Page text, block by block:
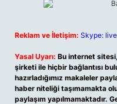
Reklam ve İletişim: Skype:
Yasal Uyarı: Bu internet
şirketi ile hiçbir bağlantısı
hazırladığımız makaleler
haber niteliği taşımamakta
paylaşım yapılmamaktadır.